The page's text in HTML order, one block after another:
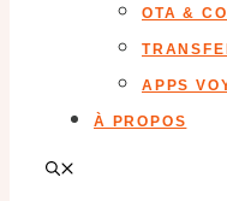
OTA &
APPS
À PROPOS